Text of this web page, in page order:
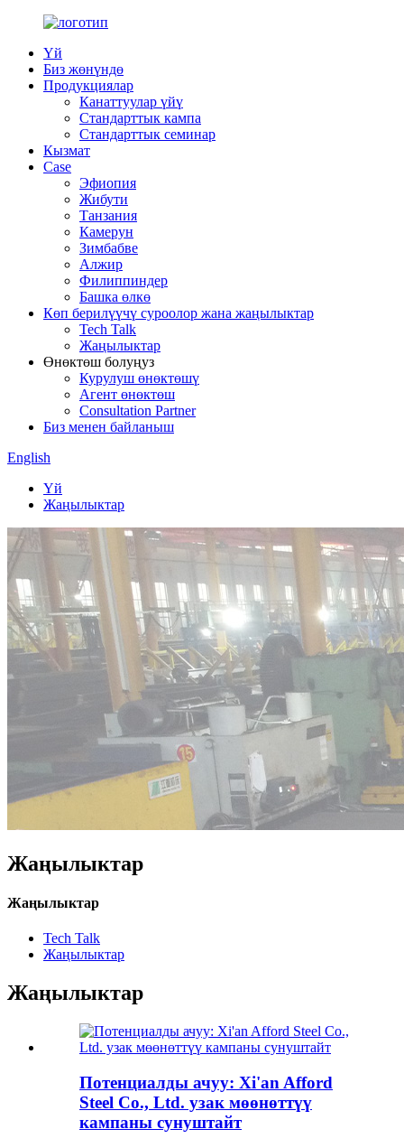
Үй
Биз жөнүндө
Продукциялар
Канаттуулар үйү
Стандарттык кампа
Стандарттык семинар
Кызмат
Case
Эфиопия
Жибути
Танзания
Камерун
Зимбабве
Алжир
Филиппиндер
Башка өлкө
Көп берилүүчү суроолор жана жаңылыктар
Tech Talk
Жаңылыктар
Өнөктөш болуңуз
Курулуш өнөктөшү
Агент өнөктөш
Consultation Partner
Биз менен байланыш
English
Үй
Жаңылыктар
Жаңылыктар
Жаңылыктар
Tech Talk
Жаңылыктар
Жаңылыктар
Потенциалды ачуу: Xi'an Afford
Steel Co., Ltd. узак мөөнөттүү
кампаны сунуштайт